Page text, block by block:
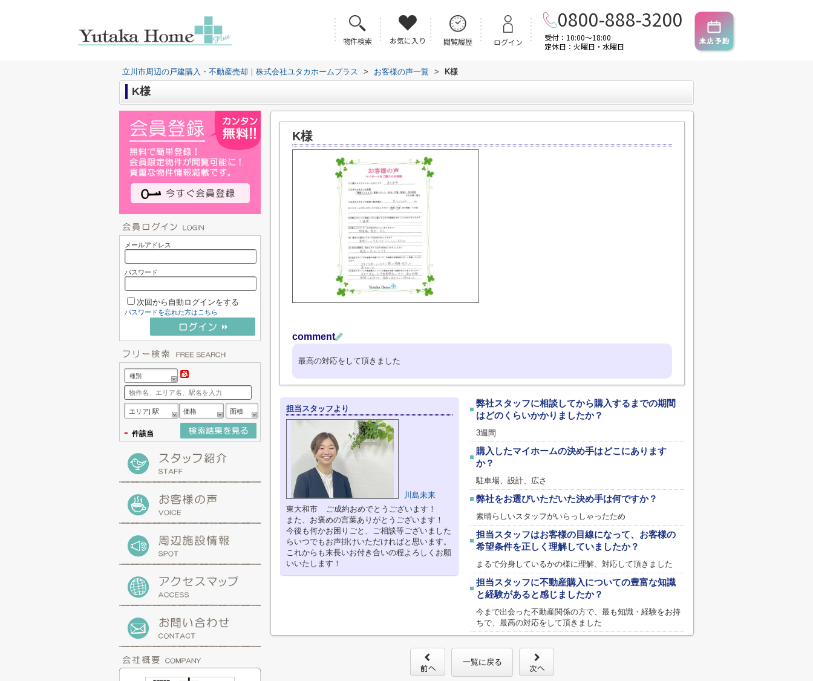
物件検索 お気に入り 閲覧履歴 ログイン
0800-888-3200
受付：10:00～18:00
定休日：火曜日・水曜日
立川市周辺の戸建購入・不動産売却｜株式会社ユタカホームプラス > お客様の声一覧 > K様
K様
K様
comment
最高の対応をして頂きました
担当スタッフより
川島未来
東大和市 ご成約おめでとうございます！
また、お褒めの言葉ありがとうございます！
今後も何かお困りごと、ご相談等ございました
らいつでもお声掛けいただければと思います。
これからも末長いお付き合いの程よろしくお願
いいたします！
弊社スタッフに相談してから購入するまでの期間
はどのくらいかかりましたか？
3週間
購入したマイホームの決め手はどこにあります
か？
駐車場、設計、広さ
弊社をお選びいただいた決め手は何ですか？
素晴らしいスタッフがいらっしゃったため
担当スタッフはお客様の目線になって、お客様の
希望条件を正しく理解していましたか？
まるで分身しているかの様に理解、対応して頂きました
担当スタッフに不動産購入についての豊富な知識
と経験があると感じましたか？
今まで出会った不動産関係の方で、最も知識・経験をお持
ちで、最高の対応をして頂きました
一覧に戻る
メールアドレス
パスワード
次回から自動ログインをする
パスワードを忘れた方はこちら
種別
エリア| 駅 価格 面積
- 件該当